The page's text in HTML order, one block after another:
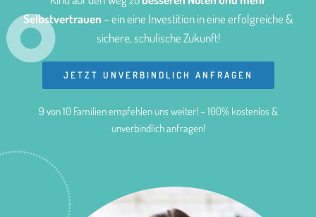
Selbstvertrauen – ein eine Investition in eine erfolgreiche &
sichere, schulische Zukunft!
JETZT UNVERBINDLICH ANFRAGEN
9 von 10 Familien empfehlen uns weiter! – 100% kostenlos &
unverbindlich anfragen!